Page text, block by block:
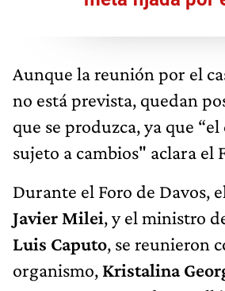
Aunque la reunión por el
no está prevista, quedan
que se produzca, ya que
sujeto a cambios" aclara el
Durante el Foro de Davos,
Javier Milei, y el ministro
Luis Caputo, se reunieron
organismo, Kristalina